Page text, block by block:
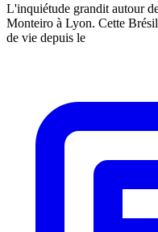
L'inquiétude grandit autour
Monteiro à Lyon. Cette
de vie depuis le